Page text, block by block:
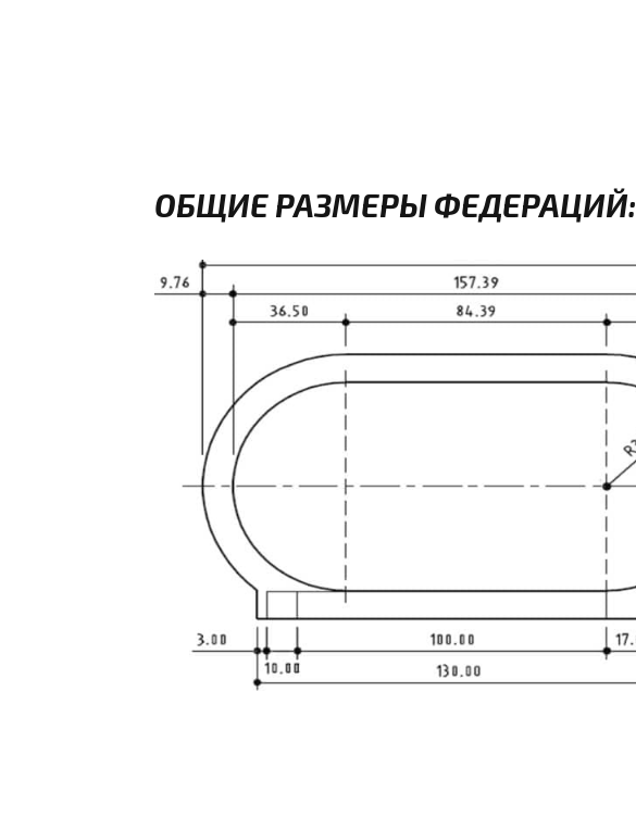
ОБЩИЕ РАЗМЕРЫ ФЕДЕРАЦИЙ: